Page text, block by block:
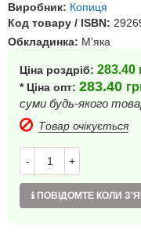
Виробник: Копиця
Код товару / ISBN:
Обкладинка: М'яка
Ціна роздріб: 283.40
* Ціна опт: 283.40
суми будь-якого
Товар очікується
- +
ПОВІДОМТЕ КОЛИ